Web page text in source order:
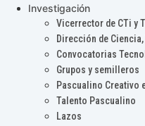
Investigación
Vicerrector de CTi y
Dirección de
Convocatorias
Grupos y semilleros
Pascualino Creativo
Talento Pascualino
Lazos